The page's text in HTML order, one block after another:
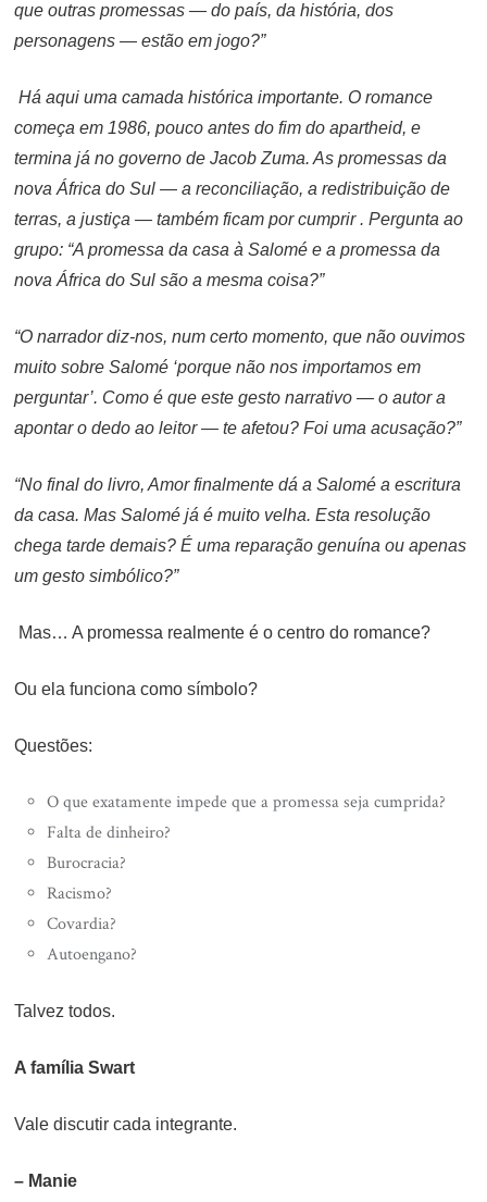
que outras promessas — do país, da história, dos
personagens — estão em jogo?”
Há aqui uma camada histórica importante. O romance
começa em 1986, pouco antes do fim do apartheid, e
termina já no governo de Jacob Zuma. As promessas da
nova África do Sul — a reconciliação, a redistribuição de
terras, a justiça — também ficam por cumprir . Pergunta ao
grupo: “A promessa da casa à Salomé e a promessa da
nova África do Sul são a mesma coisa?”
“O narrador diz-nos, num certo momento, que não ouvimos
muito sobre Salomé ‘porque não nos importamos em
perguntar’. Como é que este gesto narrativo — o autor a
apontar o dedo ao leitor — te afetou? Foi uma acusação?”
“No final do livro, Amor finalmente dá a Salomé a escritura
da casa. Mas Salomé já é muito velha. Esta resolução
chega tarde demais? É uma reparação genuína ou apenas
um gesto simbólico?”
Mas… A promessa realmente é o centro do romance?
Ou ela funciona como símbolo?
Questões:
O que exatamente impede que a promessa seja cumprida?
Falta de dinheiro?
Burocracia?
Racismo?
Covardia?
Autoengano?
Talvez todos.
A família Swart
Vale discutir cada integrante.
– Manie